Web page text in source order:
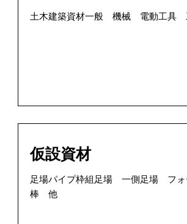
土木建築資材一般 機械 電動工
仮設資材
足場パイプ枠組足場 一側足場 フ
棒 他